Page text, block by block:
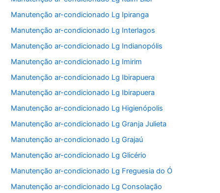
Manutenção ar-condicionado Lg Ipiranga
Manutenção ar-condicionado Lg Interlagos
Manutenção ar-condicionado Lg Indianopólis
Manutenção ar-condicionado Lg Imirim
Manutenção ar-condicionado Lg Ibirapuera
Manutenção ar-condicionado Lg Ibirapuera
Manutenção ar-condicionado Lg Higienópolis
Manutenção ar-condicionado Lg Granja Julieta
Manutenção ar-condicionado Lg Grajaú
Manutenção ar-condicionado Lg Glicério
Manutenção ar-condicionado Lg Freguesia do Ó
Manutenção ar-condicionado Lg Consolação